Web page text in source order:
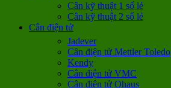
Cân kỹ thuật 1 số lẻ
Cân kỹ thuật 2 số lẻ
Cân điện tử
Jadever
Cân điện tử Mettler Toledo
Kendy
Cân điện tử VMC
Cân điện tử Ohaus